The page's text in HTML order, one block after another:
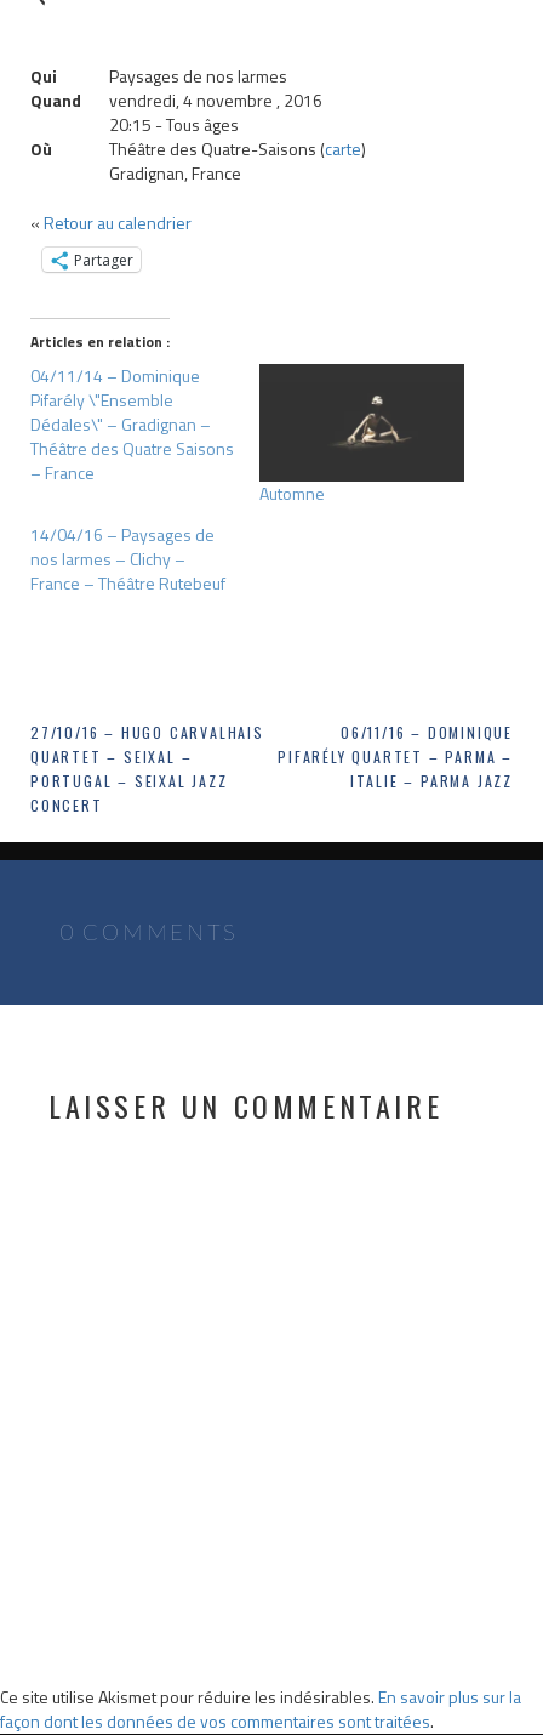
Qui
Paysages de nos larmes
Quand
vendredi, 4 novembre , 2016
20:15 -Tous âges
Où
Théâtre des Quatre-Saisons (carte)
Gradignan, France
«Retour au calendrier
Partager
Articles en relation :
04/11/14 – Dominique
Pifarély \"Ensemble
Dédales\" – Gradignan –
Théâtre des Quatre Saisons
– France
Automne
14/04/16 – Paysages de
nos larmes – Clichy –
France – Théâtre Rutebeuf
Navigation
de
l’article
27/10/16 – HUGO CARVALHAIS
QUARTET – SEIXAL –
PORTUGAL – SEIXAL JAZZ
CONCERT
06/11/16 – DOMINIQUE
PIFARÉLY QUARTET – PARMA –
ITALIE – PARMA JAZZ
0 COMMENTS
LAISSER UN COMMENTAIRE
Ce site utilise Akismet pour réduire les indésirables.En savoir plus sur la
façon dont les données de vos commentaires sont traitées.